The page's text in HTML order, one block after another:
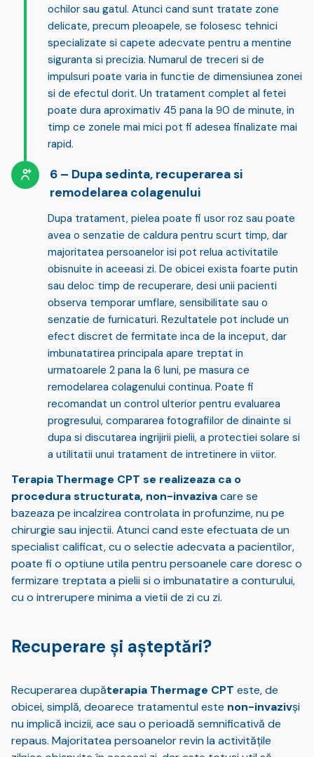
ochilor sau gatul. Atunci cand sunt tratate zone
delicate, precum pleoapele, se folosesc tehnici
specializate si capete adecvate pentru a mentine
siguranta si precizia. Numarul de treceri si de
impulsuri poate varia in functie de dimensiunea zonei
si de efectul dorit. Un tratament complet al fetei
poate dura aproximativ 45 pana la 90 de minute, in
timp ce zonele mai mici pot fi adesea finalizate mai
rapid.
Dupa sedinta, recuperarea si
remodelarea colagenului
Dupa tratament, pielea poate fi usor roz sau poate
avea o senzatie de caldura pentru scurt timp, dar
majoritatea persoanelor isi pot relua activitatile
obisnuite in aceeasi zi. De obicei exista foarte putin
sau deloc timp de recuperare, desi unii pacienti
observa temporar umflare, sensibilitate sau o
senzatie de furnicaturi. Rezultatele pot include un
efect discret de fermitate inca de la inceput, dar
imbunatatirea principala apare treptat in
urmatoarele 2 pana la 6 luni, pe masura ce
remodelarea colagenului continua. Poate fi
recomandat un control ulterior pentru evaluarea
progresului, compararea fotografiilor de dinainte si
dupa si discutarea ingrijirii pielii, a protectiei solare si
a utilitatii unui tratament de intretinere in viitor.
Terapia Thermage CPT se realizeaza ca o
procedura structurata, non-invazivacare se
bazeaza pe incalzirea controlata in profunzime, nu pe
chirurgie sau injectii. Atunci cand este efectuata de un
specialist calificat, cu o selectie adecvata a pacientilor,
poate fi o optiune utila pentru persoanele care doresc o
fermizare treptata a pielii si o imbunatatire a conturului,
cu o intrerupere minima a vietii de zi cu zi.
Recuperare și așteptări?
Recuperarea dupăterapia Thermage CPT este, de
obicei, simplă, deoarece tratamentul este non-invazivși
nu implică incizii, ace sau o perioadă semnificativă de
repaus. Majoritatea persoanelor revin la activitățile